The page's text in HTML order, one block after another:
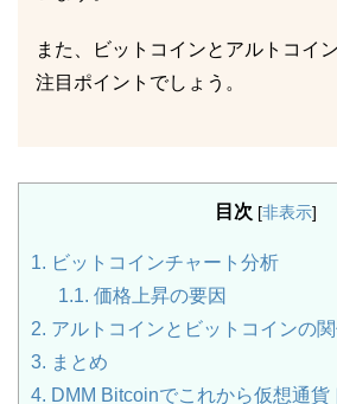
また、ビットコインとアルトコイ
注目ポイントでしょう。
目次 [非表示]
1. ビットコインチャート分析
1.1. 価格上昇の要因
2. アルトコインとビットコインの
3. まとめ
4. DMM Bitcoinでこれから仮想通貨